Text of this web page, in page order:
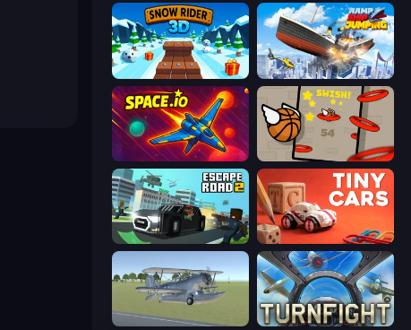
Snow Rider 3D Ship Ramp Jumping
Space.io Flappy Dunk
Escape Road 2 Tiny Cars
3D Flight Simulator Turnfight